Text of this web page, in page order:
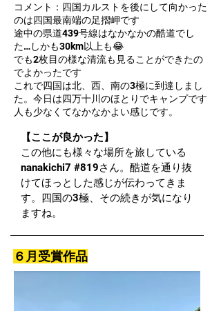
コメント：四国カルストを後にして向かった
のは四国最南端の足摺岬です
途中の県道439号線はなかなかの酷道でし
た…しかも30km以上も😂
でも2枚目の様な清流も見ることができたの
でよかったです
これで四国は北、西、南の3極に到達しまし
た。今日は四万十川のほとりでキャンプです
人も少なくてなかなかよい感じです。
【ここが良かった】
この他にも様々な場所を旅している
nanakichi7 #819さん。酷道を通り抜
けてほっとした感じが伝わってきま
す。四国の3極、その続きが気になり
ますね。
６月受賞作品